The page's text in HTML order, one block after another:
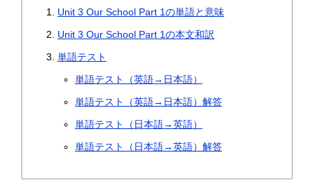
Unit 3 Our School Part 1の単語と意味
Unit 3 Our School Part 1の本文和訳
単語テスト
単語テスト（英語→日本語）
単語テスト（英語→日本語）解答
単語テスト（日本語→英語）
単語テスト（日本語→英語）解答